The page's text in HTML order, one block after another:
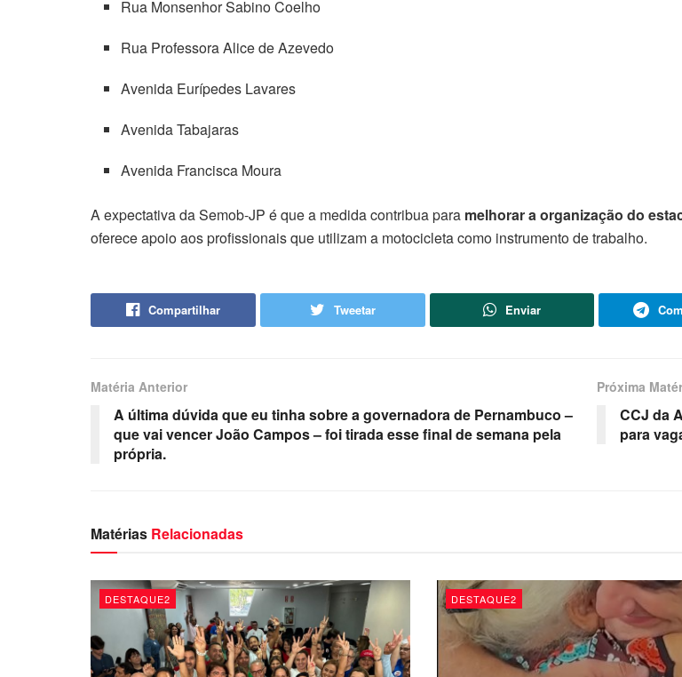
Rua Monsenhor Sabino Coelho
Rua Professora Alice de Azevedo
Avenida Eurípedes Lavares
Avenida Tabajaras
Avenida Francisca Moura
A expectativa da Semob-JP é que a medida contribua para melhorar a organização do
oferece apoio aos profissionais que utilizam a motocicleta como instrumento de trabalho.
Compartilhar Tweetar Enviar
Matéria Anterior
A última dúvida que eu tinha sobre a governadora de Pernambuco –
que vai vencer João Campos – foi tirada esse final de semana pela
própria.
Próxima
CCJ da
para
Matérias Relacionadas
DESTAQUE2 DESTAQUE2